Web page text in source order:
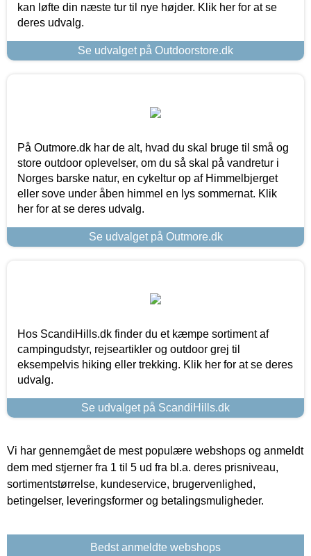
kan løfte din næste tur til nye højder. Klik her for at se
deres udvalg.
Se udvalget på Outdoorstore.dk
På Outmore.dk har de alt, hvad du skal bruge til små og
store outdoor oplevelser, om du så skal på vandretur i
Norges barske natur, en cykeltur op af Himmelbjerget
eller sove under åben himmel en lys sommernat. Klik
her for at se deres udvalg.
Se udvalget på Outmore.dk
Hos ScandiHills.dk finder du et kæmpe sortiment af
campingudstyr, rejseartikler og outdoor grej til
eksempelvis hiking eller trekking. Klik her for at se deres
udvalg.
Se udvalget på ScandiHills.dk
Vi har gennemgået de mest populære webshops og anmeldt
dem med stjerner fra 1 til 5 ud fra bl.a. deres prisniveau,
sortimentstørrelse, kundeservice, brugervenlighed,
betingelser, leveringsformer og betalingsmuligheder.
Bedst anmeldte webshops